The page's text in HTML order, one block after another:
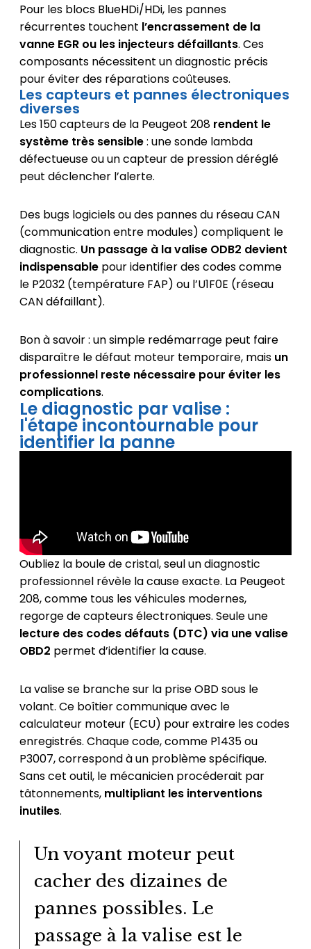
Pour les blocs BlueHDi/HDi, les pannes
récurrentes touchent l’encrassement de la
vanne EGR ou les injecteurs défaillants. Ces
composants nécessitent un diagnostic précis
pour éviter des réparations coûteuses.
Les capteurs et pannes électroniques
diverses
Les 150 capteurs de la Peugeot 208 rendent le
système très sensible: une sonde lambda
défectueuse ou un capteur de pression déréglé
peut déclencher l’alerte.
Des bugs logiciels ou des pannes du réseau CAN
(communication entre modules) compliquent le
diagnostic. Un passage à la valise ODB2 devient
indispensablepour identifier des codes comme
le P2032 (température FAP) ou l’U1F0E (réseau
CAN défaillant).
Bon à savoir : un simple redémarrage peut faire
disparaître le défaut moteur temporaire, mais un
professionnel reste nécessaire pour éviter les
complications.
Le diagnostic par valise :
l'étape incontournable pour
identifier la panne
Oubliez la boule de cristal, seul un diagnostic
professionnel révèle la cause exacte. La Peugeot
208, comme tous les véhicules modernes,
regorge de capteurs électroniques. Seule une
lecture des codes défauts (DTC) via une valise
OBD2 permet d’identifier la cause.
La valise se branche sur la prise OBD sous le
volant. Ce boîtier communique avec le
calculateur moteur (ECU) pour extraire les codes
enregistrés. Chaque code, comme P1435 ou
P3007, correspond à un problème spécifique.
Sans cet outil, le mécanicien procéderait par
tâtonnements, multipliant les interventions
inutiles.
Un voyant moteur peut
cacher des dizaines de
pannes possibles. Le
passage à la valise est le